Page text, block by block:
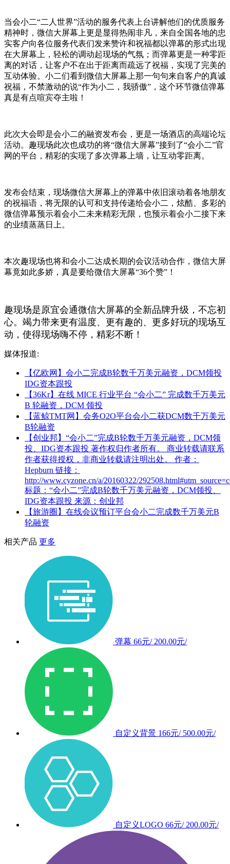
当会小二“二人世界”活动的服务代表上台讲解他们的优质服务
精神时，微信大屏幕上更是显得热闹非凡，来自全国各地的忠
实客户向各位服务代表们发来赞许和祝福都以弹幕的形式出现
在大屏幕上，轻松的调动起现场的气氛；而弹幕更是一种零距
离的对话，让客户不在出于距离而疏远了祝福，实现了完美的
互动体验。小二们看到微信大屏幕上那一句句来自客户的真诚
祝福，不禁激动的说“作为小二，我骄傲”，这个环节微信弹幕
真是有点喧宾夺主啦！
此次大会即是会小二的融资发布会，更是一场酒店的高端论坛
活动。趣现场此次也成功的将“微信大屏幕”接到了“会小二”官
网的平台，精彩的实现了多次弹幕上墙，让互动零距离。
发布会结束，现场微信大屏幕上的弹幕中依旧滚动着各地朋友
的祝福语，将无限的认可和支持传递给会小二，炫酷、多彩的
微信弹幕预示着会小二未来精彩无限，也预示着会小二接下来
的业绩蒸蒸日上。
本次趣现场也将和会小二达成长期的会议活动合作，微信大屏
幕竟如此多娇，真是要给微信大屏幕“36个赞”！
趣现场是原宜会通微信大屏幕的全新品牌升级，不忘初
心。竭力带来更有温度、更有趣的、更多好玩的现场互
动，使得现场嗨不停，精彩不断！
媒体报道:
【亿欧网】会小二完成B轮数千万美元融资，DCM领投
IDG资本跟投
【36Kr】在线 MICE 行业平台 “会小二” 完成数千万美元
B 轮融资，DCM 领投
【蓝鲸TMT网】会务O2O平台会小二获DCM数千万美元
B轮融资
【创业邦】“会小二”完成B轮数千万美元融资，DCM领
投、IDG资本跟投 著作权归作者所有。 商业转载请联系
作者获得授权，非商业转载请注明出处。 作者：
Hepburn 链接：
http://www.cyzone.cn/a/20160322/
标题：“会小二”完成B轮数千万美元融资，DCM领投、
IDG资本跟投 来源：创业邦
【旅游圈】在线会议预订平台会小二完成数千万美元B
轮融资
相关产品 更多
弹幕 66元/ 200.00元/
自定义背景 166元/ 500.00元/
自定义LOGO 66元/ 200.00元/